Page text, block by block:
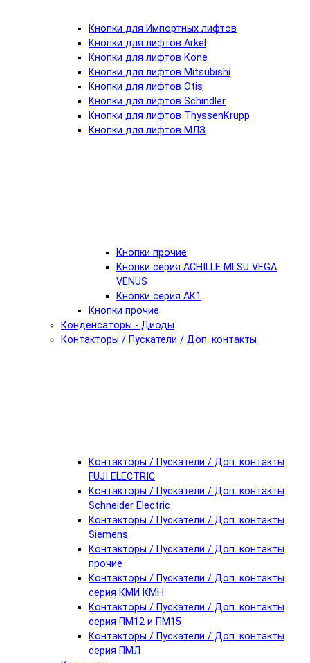
Кнопки для Импортных лифтов
Кнопки для лифтов Arkel
Кнопки для лифтов Kone
Кнопки для лифтов Mitsubishi
Кнопки для лифтов Otis
Кнопки для лифтов Schindler
Кнопки для лифтов ThyssenKrupp
Кнопки для лифтов МЛЗ
Кнопки прочие
Кнопки серия ACHILLE MLSU VEGA
VENUS
Кнопки серия АК1
Кнопки прочие
Конденсаторы - Диоды
Контакторы / Пускатели / Доп. контакты
Контакторы / Пускатели / Доп. контакты
FUJI ELECTRIC
Контакторы / Пускатели / Доп. контакты
Schneider Electric
Контакторы / Пускатели / Доп. контакты
Siemens
Контакторы / Пускатели / Доп. контакты
прочие
Контакторы / Пускатели / Доп. контакты
серия КМИ КМН
Контакторы / Пускатели / Доп. контакты
серия ПМ12 и ПМ15
Контакторы / Пускатели / Доп. контакты
серия ПМЛ